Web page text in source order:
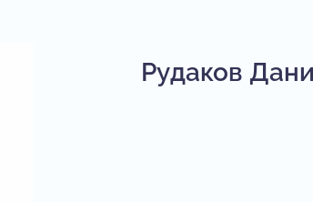
Рудаков